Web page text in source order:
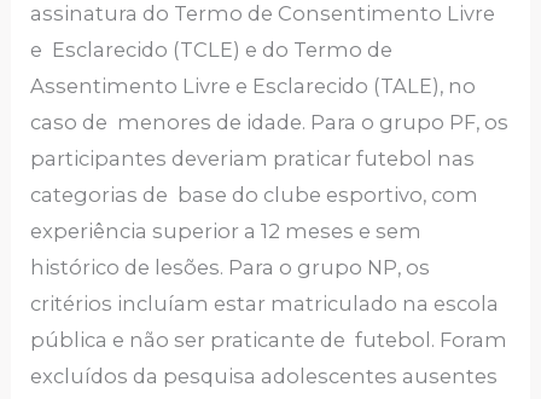
assinatura do Termo de Consentimento Livre
e Esclarecido (TCLE) e do Termo de
Assentimento Livre e Esclarecido (TALE), no
caso de menores de idade. Para o grupo PF, os
participantes deveriam praticar futebol nas
categorias de base do clube esportivo, com
experiência superior a 12 meses e sem
histórico de lesões. Para o grupo NP, os
critérios incluíam estar matriculado na escola
pública e não ser praticante de futebol. Foram
excluídos da pesquisa adolescentes ausentes